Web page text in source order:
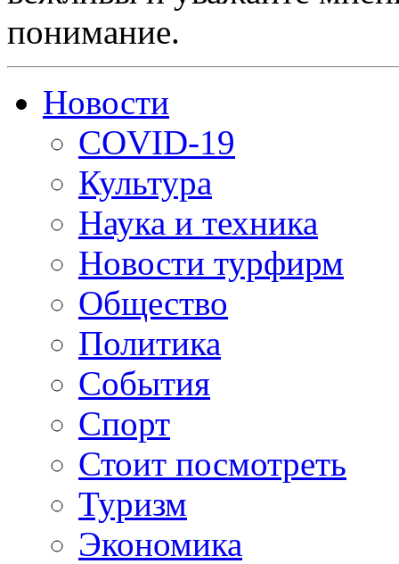
понимание.
Новости
COVID-19
Культура
Наука и техника
Новости турфирм
Общество
Политика
События
Спорт
Стоит посмотреть
Туризм
Экономика